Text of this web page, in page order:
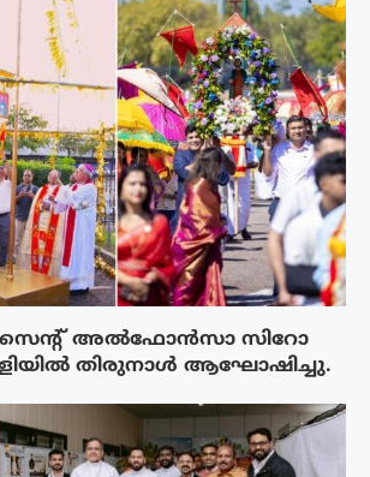
സെന്റ് അൽഫോൻസാ സിറോ
തിരുനാൾ ആഘോഷിച്ചു.